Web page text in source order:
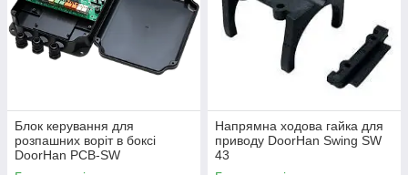
Блок керування для
розпашних воріт в боксі
DoorHan PCB-SW
Напрямна ходова гайка для
приводу DoorHan Swing SW
43